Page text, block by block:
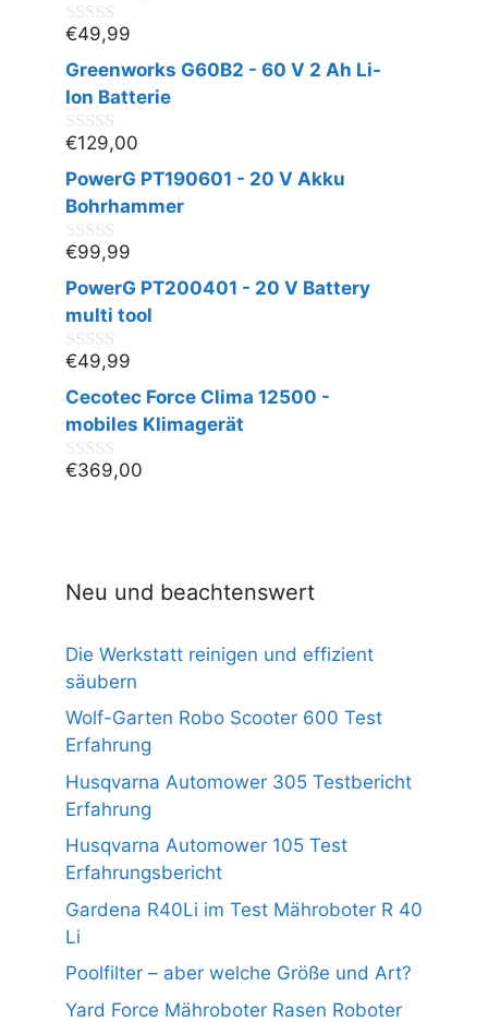
0
v
o
n
€49,99
Greenworks G60B2 - 60 V 2 Ah Li-
Ion Batterie
0
v
o
n
€129,00
PowerG PT190601 - 20 V Akku
Bohrhammer
0
v
o
n
€99,99
PowerG PT200401 - 20 V Battery
multi tool
0
v
o
n
€49,99
Cecotec Force Clima 12500 -
mobiles Klimagerät
0
€369,00
Neu und beachtenswert
Die Werkstatt reinigen und effizient
säubern
Wolf-Garten Robo Scooter 600 Test
Erfahrung
Husqvarna Automower 305 Testbericht
Erfahrung
Husqvarna Automower 105 Test
Erfahrungsbericht
Gardena R40Li im Test Mähroboter R 40
Li
Poolfilter – aber welche Größe und Art?
Yard Force Mähroboter Rasen Roboter